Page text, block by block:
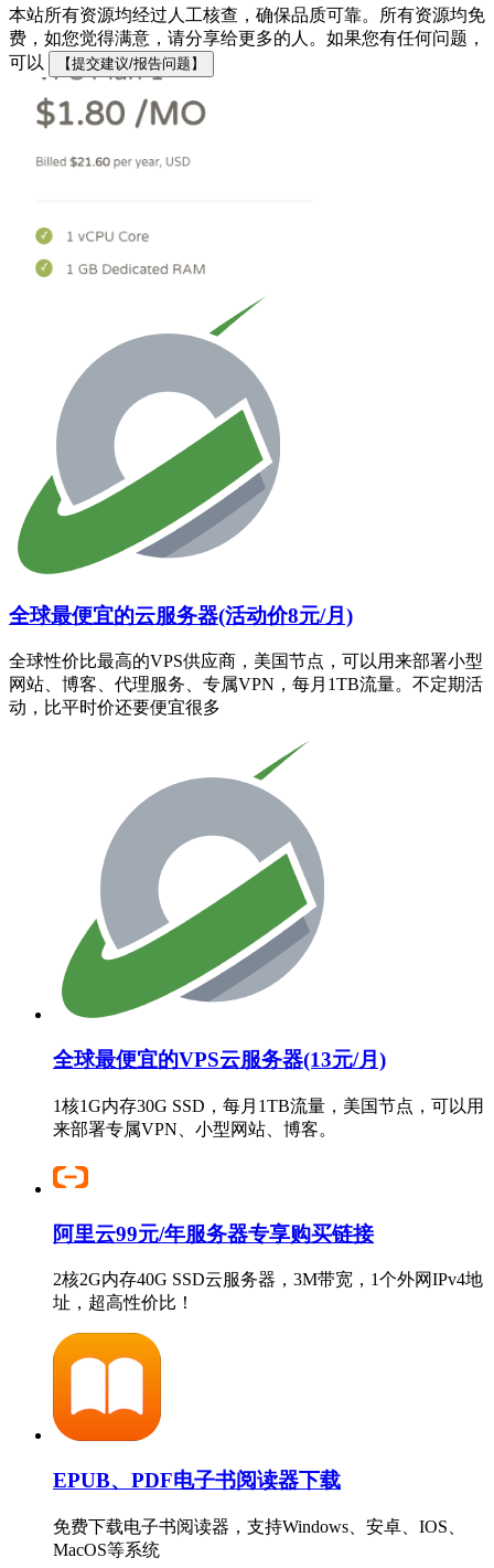
本站所有资源均经过人工核查，确保品质可靠。所有资源均免
费，如您觉得满意，请分享给更多的人。如果您有任何问题，
可以
【提交建议/报告问题】
全球最便宜的云服务器(活动价8元/月)
全球性价比最高的VPS供应商，美国节点，可以用来部署小型
网站、博客、代理服务、专属VPN，每月1TB流量。不定期活
动，比平时价还要便宜很多
全球最便宜的VPS云服务器(13元/月)
1核1G内存30G SSD，每月1TB流量，美国节点，可以用
来部署专属VPN、小型网站、博客。
阿里云99元/年服务器专享购买链接
2核2G内存40G SSD云服务器，3M带宽，1个外网IPv4地
址，超高性价比！
EPUB、PDF电子书阅读器下载
免费下载电子书阅读器，支持Windows、安卓、IOS、
MacOS等系统